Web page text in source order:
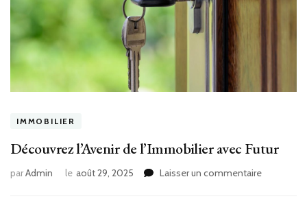
IMMOBILIER
Découvrez l’Avenir de l’Immobilier avec Futur
parAdmin le août 29, 2025 Laisser un commentairesur